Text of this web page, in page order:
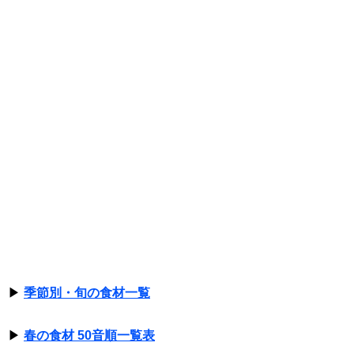
▶ 季節別・旬の食材一覧
▶ 春の食材 50音順一覧表